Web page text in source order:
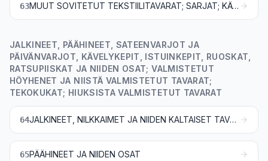
63 MUUT SOVITETUT TEKSTIILITAVARAT; SARJAT; KÄYTETYT VAATTEET JA MUUT KÄYTETYT TEKSTIILITAVARAT, JALKINEET JA PÄÄHINEET; LUMPUT
JALKINEET, PÄÄHINEET, SATEENVARJOT JA
PÄIVÄNVARJOT, KÄVELYKEPIT, ISTUINKEPIT, RUOSKAT,
RATSUPIISKAT JA NIIDEN OSAT; VALMISTETUT
HÖYHENET JA NIISTÄ VALMISTETUT TAVARAT;
TEKOKUKAT; HIUKSISTA VALMISTETUT TAVARAT
64 JALKINEET, NILKKAIMET JA NIIDEN KALTAISET TAVARAT; NIIDEN OSAT
65PÄÄHINEET JA NIIDEN OSAT